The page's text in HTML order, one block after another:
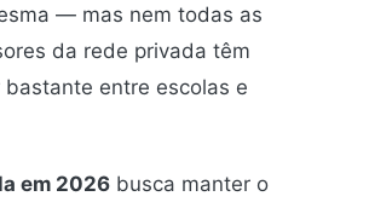
— mas nem todas as
da rede privada têm
entre escolas e
em 2026 busca manter o